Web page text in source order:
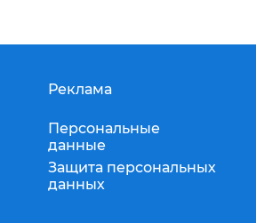
Реклама
Персональные
данные
Защита персональных
данных